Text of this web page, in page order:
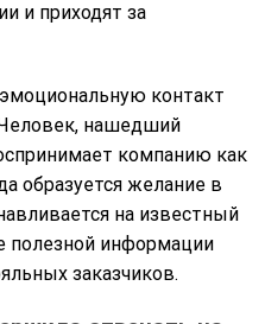
и приходят за
контакт
нашедший
компанию как
образуется желание в
на известный
полезной информации
заказчиков.